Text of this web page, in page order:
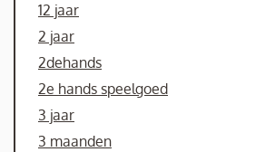
12 jaar
2 jaar
2dehands
2e hands speelgoed
3 jaar
3 maanden